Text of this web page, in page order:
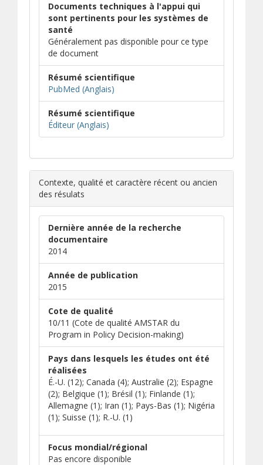
Documents techniques à l'appui qui
sont pertinents pour les systèmes de
santé
Généralement pas disponible pour ce type
de document
Résumé scientifique
PubMed (Anglais)
Résumé scientifique
Éditeur (Anglais)
Contexte, qualité et caractère récent ou ancien
des résulats
Dernière année de la recherche
documentaire
2014
Année de publication
2015
Cote de qualité
10/11 (Cote de qualité AMSTAR du
Program in Policy Decision-making)
Pays dans lesquels les études ont été
réalisées
É.-U. (12); Canada (4); Australie (2); Espagne
(2); Belgique (1); Brésil (1); Finlande (1);
Allemagne (1); Iran (1); Pays-Bas (1); Nigéria
(1); Suisse (1); R.-U. (1)
Focus mondial/régional
Pas encore disponible